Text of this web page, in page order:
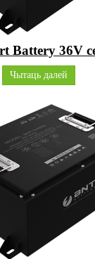
Battery 36V
Чытаць далей